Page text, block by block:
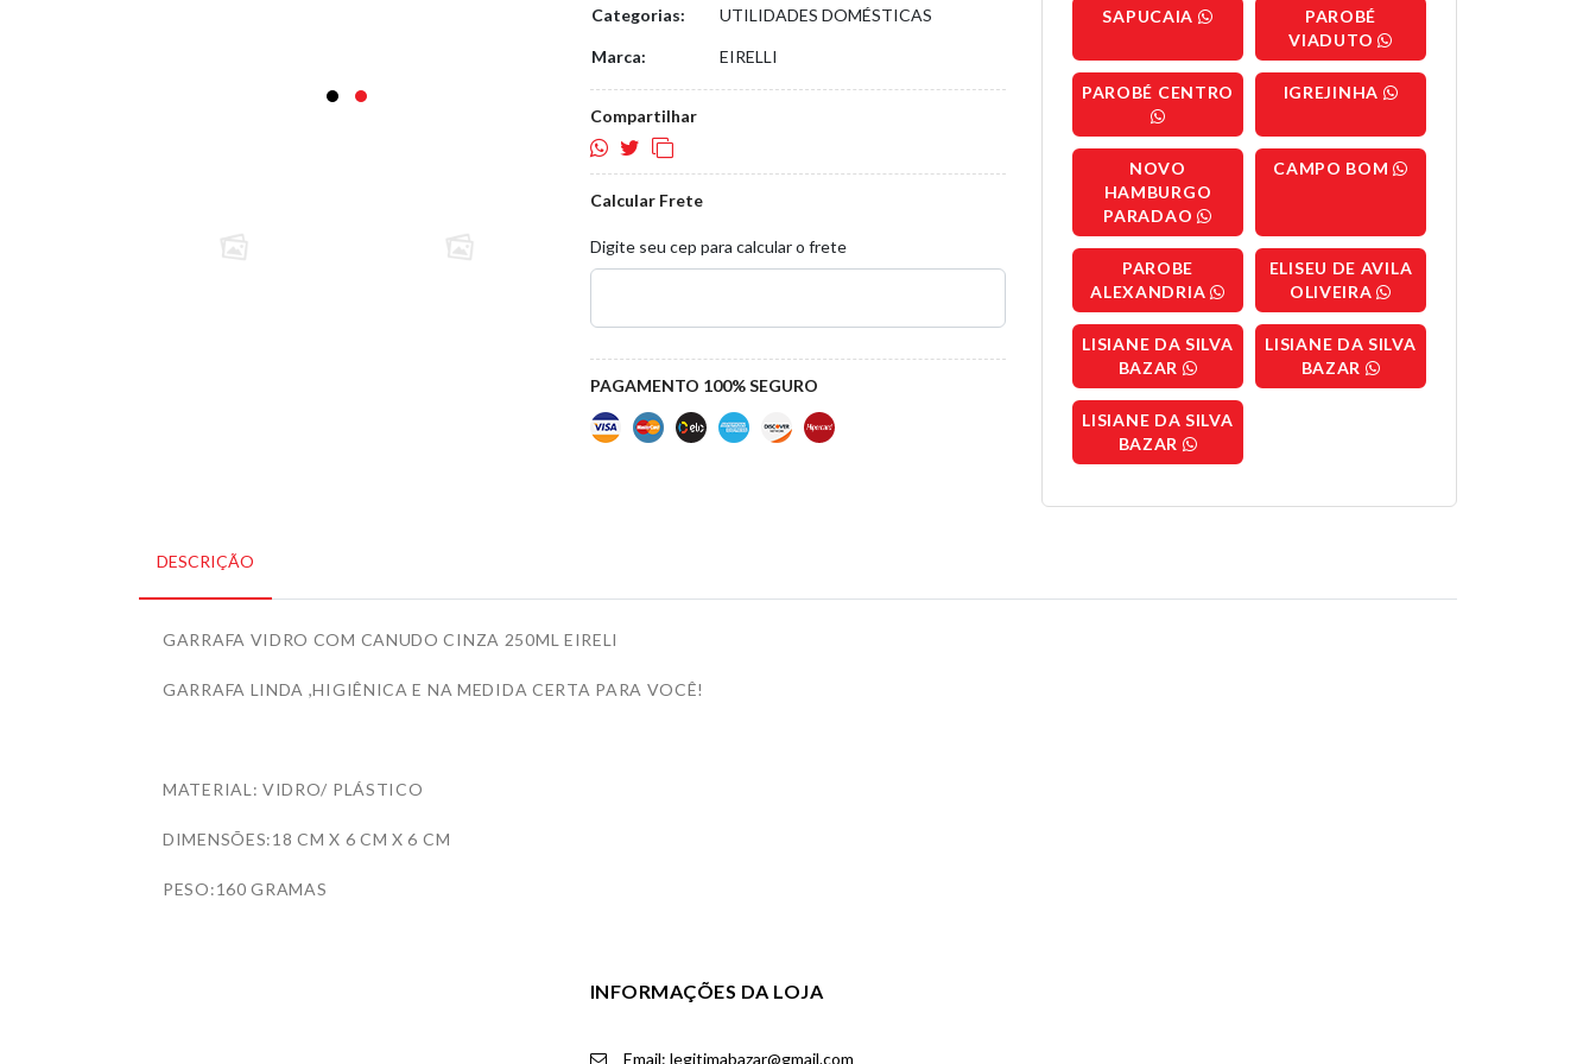
Categorias: UTILIDADES DOMÉSTICAS
Marca: EIRELLI
Compartilhar
Calcular Frete
Digite seu cep para calcular o frete
PAGAMENTO 100% SEGURO
SAPUCAIA
PAROBÉ
VIADUTO
PAROBÉ CENTRO IGREJINHA
NOVO
HAMBURGO
PARADAO
CAMPO BOM
PAROBE
ALEXANDRIA
ELISEU DE AVILA
OLIVEIRA
LISIANE DA SILVA
BAZAR
LISIANE DA SILVA
BAZAR
LISIANE DA SILVA
BAZAR
DESCRIÇÃO
GARRAFA VIDRO COM CANUDO CINZA 250ML EIRELI
GARRAFA LINDA ,HIGIÊNICA E NA MEDIDA CERTA PARA VOCÊ!
MATERIAL: VIDRO/ PLÁSTICO
DIMENSÕES:18 CM X 6 CM X 6 CM
PESO:160 GRAMAS
INFORMAÇÕES DA LOJA
Email: legitimabazar@gmail.com